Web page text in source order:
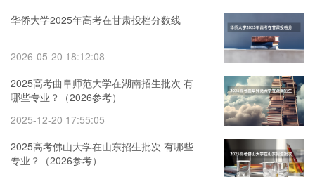
华侨大学2025年高考在甘肃投档分数线
2026-05-20 18:12:08
2025高考曲阜师范大学在湖南招生批次 有
哪些专业？（2026参考）
2025-12-20 17:55:05
2025高考佛山大学在山东招生批次 有哪些
专业？（2026参考）